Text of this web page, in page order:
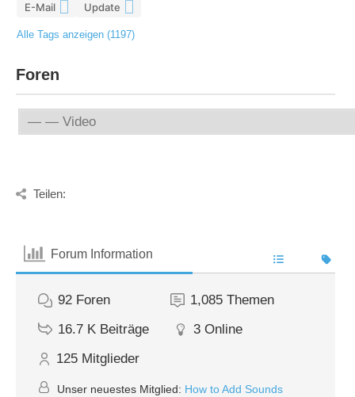
E-Mail Update
Alle Tags anzeigen (1197)
Foren
Teilen:
Forum Information
92 Foren 1,085 Themen
16.7 K Beiträge 3 Online
125 Mitglieder
Unser neuestes Mitglied: How to Add Sounds